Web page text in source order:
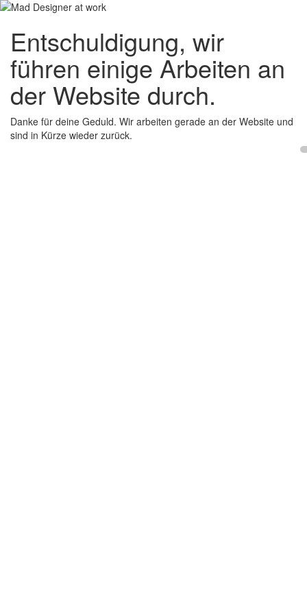
Entschuldigung, wir
führen einige Arbeiten an
der Website durch.
Danke für deine Geduld. Wir arbeiten gerade an der Website und
sind in Kürze wieder zurück.